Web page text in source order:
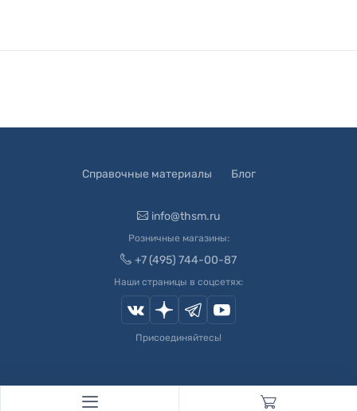
Справочные материалы Блог
info@thsm.ru
Розничные магазины:
+7 (495) 744-00-87
Наши страницы в соцсетях:
Присоединяйтесь!
Andrey Novikov
Createx Studio.